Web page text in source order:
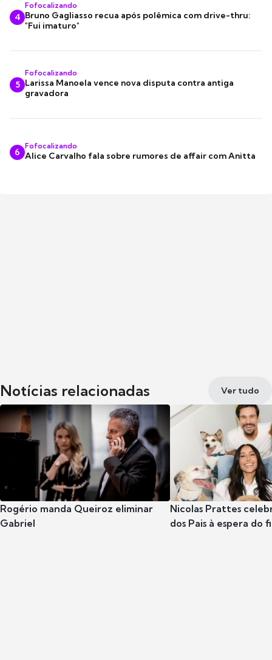
4
Fofocalizando
Bruno Gagliasso recua após polêmica com drive-thru:
"Fui imaturo"
5
Fofocalizando
Larissa Manoela vence nova disputa contra antiga
gravadora
6
Fofocalizando
Alice Carvalho fala sobre rumores de affair com Anitta
Notícias relacionadas Ver tudo
Rogério manda Queiroz eliminar
Gabriel
Nicolas Prattes
dos Pais à espera do